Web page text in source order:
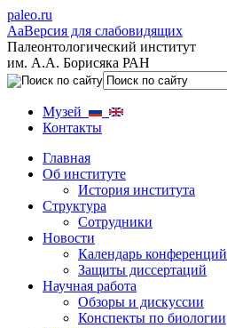
paleo.ru
AaВерсия для слабовидящих
Палеонтологический институт
им. А.А. Борисяка РАН
Музей
Контакты
Главная
Об институте
История института
Структура
Сотрудники
Новости
Календарь конференций
Защиты диссертаций
Научная работа
Обзоры и дискуссии
Конспекты по биологии